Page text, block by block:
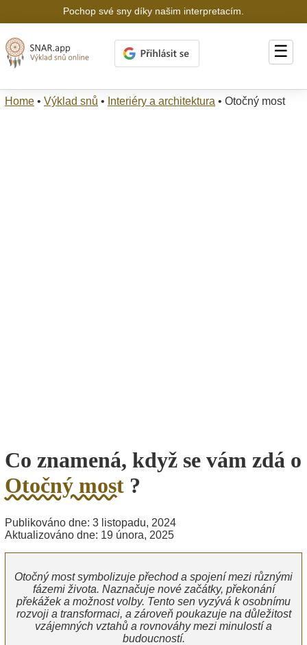
Pochop své sny díky našim interpretacím.
☰
Home • Výklad snů • Interiéry a architektura • Otočný most
Co znamená, když se vám zdá o
Otočný most ?
Publikováno dne: 3 listopadu, 2024
Aktualizováno dne: 19 února, 2025
Otočný most symbolizuje přechod a spojení mezi různými
fázemi života. Naznačuje nové začátky, překonání
překážek a možnost volby. Tento sen vyzývá k osobnímu
rozvoji a transformaci, a zároveň poukazuje na důležitost
vzájemných vztahů a rovnováhy mezi minulostí a
budoucností.